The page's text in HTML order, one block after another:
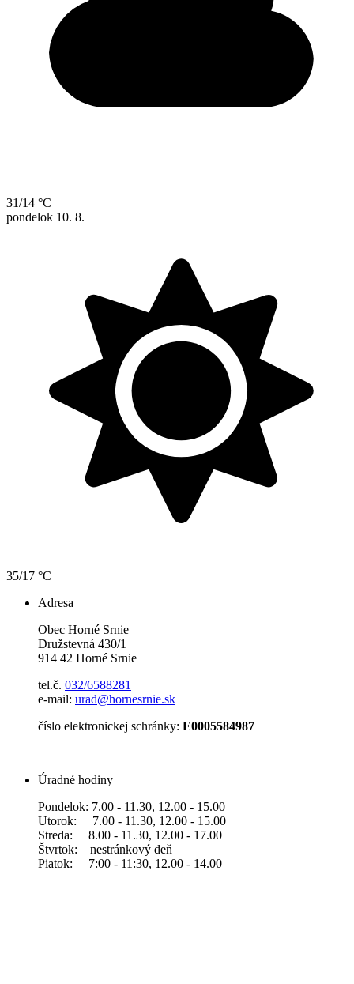
31/14 °C
pondelok 10. 8.
35/17 °C
Adresa
Obec Horné Srnie
Družstevná 430/1
914 42 Horné Srnie
tel.č. 032/6588281
e-mail: urad@hornesrnie.sk
číslo elektronickej schránky: E0005584987
Úradné hodiny
Pondelok: 7.00 - 11.30, 12.00 - 15.00
Utorok: 7.00 - 11.30, 12.00 - 15.00
Streda: 8.00 - 11.30, 12.00 - 17.00
Štvrtok: nestránkový deň
Piatok: 7:00 - 11:30, 12.00 - 14.00